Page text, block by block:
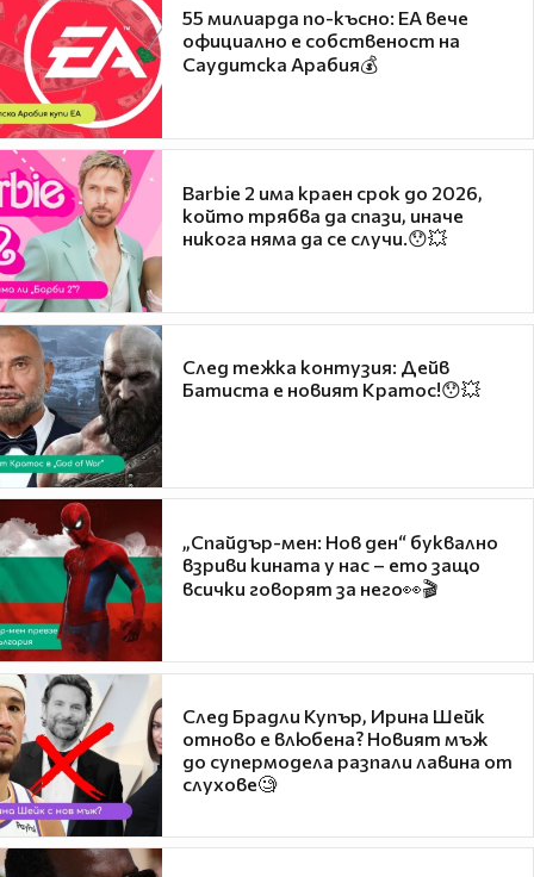
55 милиарда по-късно: EA вече
официално е собственост на
Саудитска Арабия💰
Barbie 2 има краен срок до 2026,
който трябва да спази, иначе
никога няма да се случи.😯💥
След тежка контузия: Дейв
Батиста е новият Кратос!😯💥
„Спайдър-мен: Нов ден“ буквално
взриви кината у нас – ето защо
всички говорят за него👀🎬
След Брадли Купър, Ирина Шейк
отново е влюбена? Новият мъж
до супермодела разпали лавина от
слухове🧐